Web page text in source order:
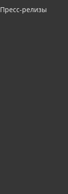
Пресс-релизы